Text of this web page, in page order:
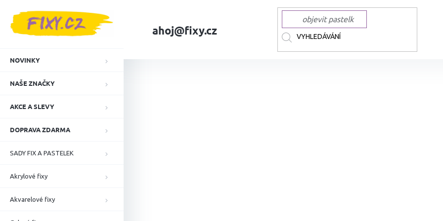
ahoj@fixy.cz
NOVINKY
NAŠE ZNAČKY
AKCE A SLEVY
DOPRAVA ZDARMA
SADY FIX A PASTELEK
Akrylové fixy
Akvarelové fixy